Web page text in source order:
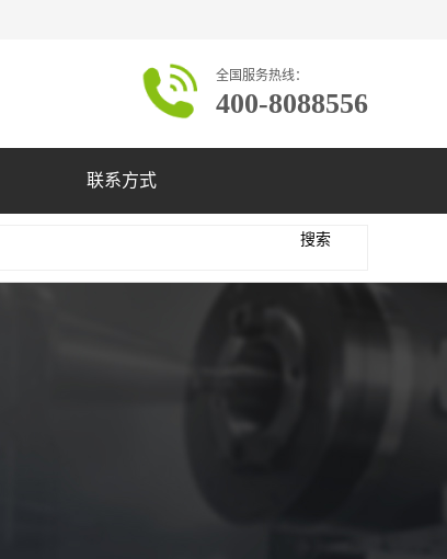
全国服务热线：
400-8088556
联系方式
搜索